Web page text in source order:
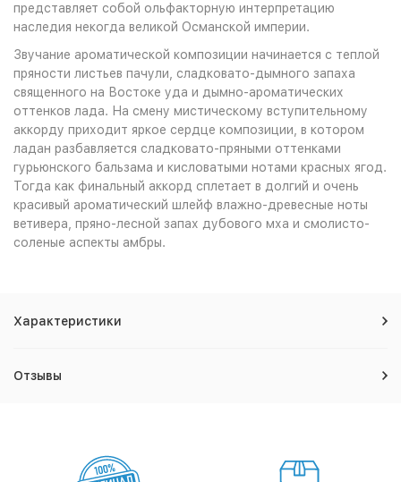
представляет собой ольфакторную интерпретацию
наследия некогда великой Османской империи.
Звучание ароматической композиции начинается с теплой
пряности листьев пачули, сладковато-дымного запаха
священного на Востоке уда и дымно-ароматических
оттенков лада. На смену мистическому вступительному
аккорду приходит яркое сердце композиции, в котором
ладан разбавляется сладковато-пряными оттенками
гурьюнского бальзама и кисловатыми нотами красных ягод.
Тогда как финальный аккорд сплетает в долгий и очень
красивый ароматический шлейф влажно-древесные ноты
ветивера, пряно-лесной запах дубового мха и смолисто-
соленые аспекты амбры.
Характеристики
Отзывы